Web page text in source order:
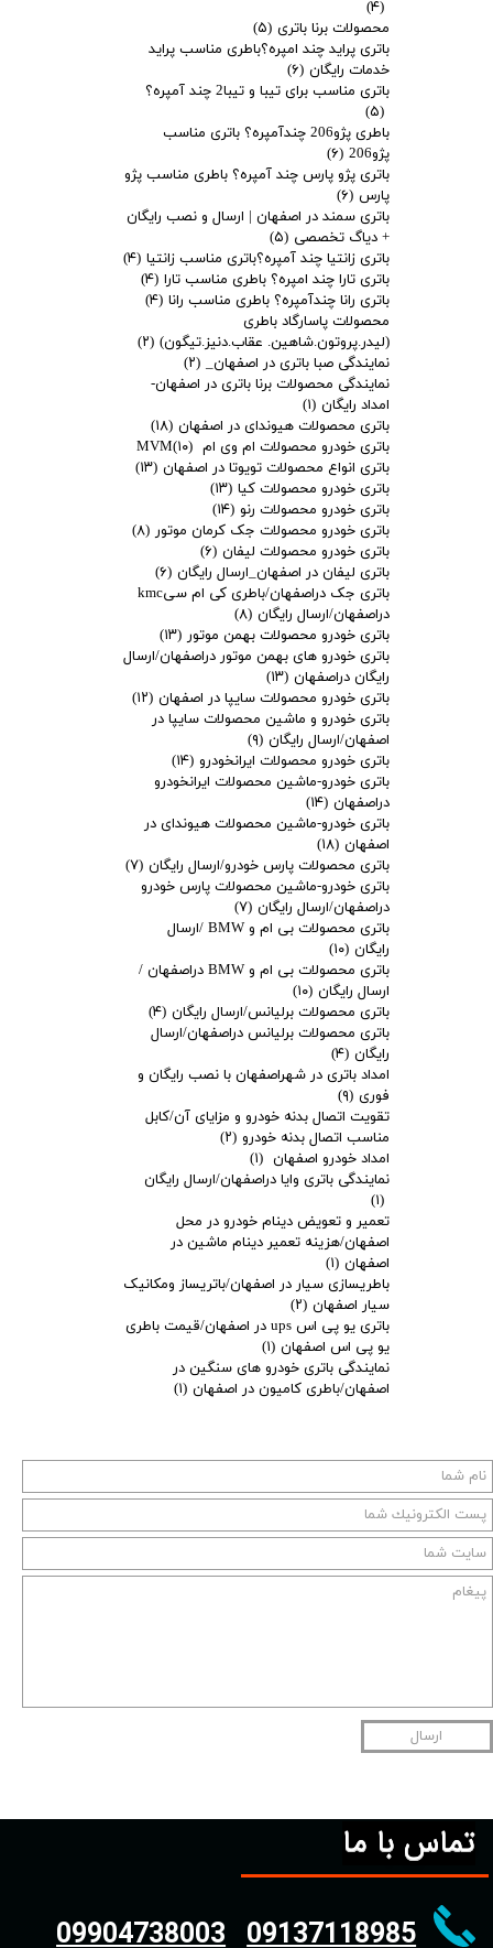
ارسال
(۴)
محصولات برنا باتری (۵)
باتری پراید چند امپره؟باطری مناسب پراید
خدمات رایگان (۶)
باتری مناسب برای تیبا و تیبا2 چند آمپره؟
(۵)
باطری پژو206 چندآمپره؟ باتری مناسب
پژو206
(۶)
باتری پژو پارس چند آمپره؟ باطری مناسب پژو
پارس (۶)
باتری سمند در اصفهان | ارسال و نصب رایگان
+ دیاگ تخصصی (۵)
باتری زانتیا چند آمپره؟باتری مناسب زانتیا (۴)
باتری تارا چند امپره؟ باطری مناسب تارا (۴)
باتری رانا چندآمپره؟ باطری مناسب رانا (۴)
محصولات پاسارگاد باطری
(لیدر.پروتون.شاهین. عقاب.دنیز.تیگون) (۲)
نمایندگی صبا باتری در اصفهان_ (۲)
نمایندگی محصولات برنا باتری در اصفهان-
امداد رایگان (۱)
باتری محصولات هیوندای در اصفهان (۱۸)
باتری خودرو محصولات ام وی ام MVM (۱۰)
باتری انواع محصولات تویوتا در اصفهان (۱۳)
باتری خودرو محصولات کیا (۱۳)
باتری خودرو محصولات رنو (۱۴)
باتری خودرو محصولات جک کرمان موتور (۸)
باتری خودرو محصولات لیفان (۶)
باتری لیفان در اصفهان_ارسال رایگان (۶)
باتری جک دراصفهان/باطری کی ام سیkmc
دراصفهان/ارسال رایگان (۸)
باتری خودرو محصولات بهمن موتور (۱۳)
باتری خودرو های بهمن موتور دراصفهان/ارسال
رایگان دراصفهان (۱۳)
باتری خودرو محصولات سایپا در اصفهان (۱۲)
باتری خودرو و ماشین محصولات سایپا در
اصفهان/ارسال رایگان (۹)
باتری خودرو محصولات ایرانخودرو (۱۴)
باتری خودرو-ماشین محصولات ایرانخودرو
دراصفهان (۱۴)
باتری خودرو-ماشین محصولات هیوندای در
اصفهان (۱۸)
باتری محصولات پارس خودرو/ارسال رایگان (۷)
باتری خودرو-ماشین محصولات پارس خودرو
دراصفهان/ارسال رایگان (۷)
باتری محصولات بی ام و BMW /ارسال
رایگان (۱۰)
باتری محصولات بی ام و BMW دراصفهان /
ارسال رایگان (۱۰)
باتری محصولات برلیانس/ارسال رایگان (۴)
باتری محصولات برلیانس دراصفهان/ارسال
رایگان (۴)
امداد باتری در شهراصفهان با نصب رایگان و
فوری (۹)
تقویت اتصال بدنه خودرو و مزایای آن/کابل
مناسب اتصال بدنه خودرو (۲)
امداد خودرو اصفهان (۱)
نمایندگی باتری وایا دراصفهان/ارسال رایگان
(۱)
تعمیر و تعویض دینام خودرو در محل
اصفهان/هزینه تعمیر دینام ماشین در
اصفهان (۱)
باطریسازی سیار در اصفهان/باتریساز ومکانیک
سیار اصفهان (۲)
باتری یو پی اس ups در اصفهان/قیمت باطری
یو پی اس اصفهان (۱)
نمایندگی باتری خودرو های سنگین در
اصفهان/باطری کامیون در اصفهان (۱)
تماس با ما
09904738003 09137118985